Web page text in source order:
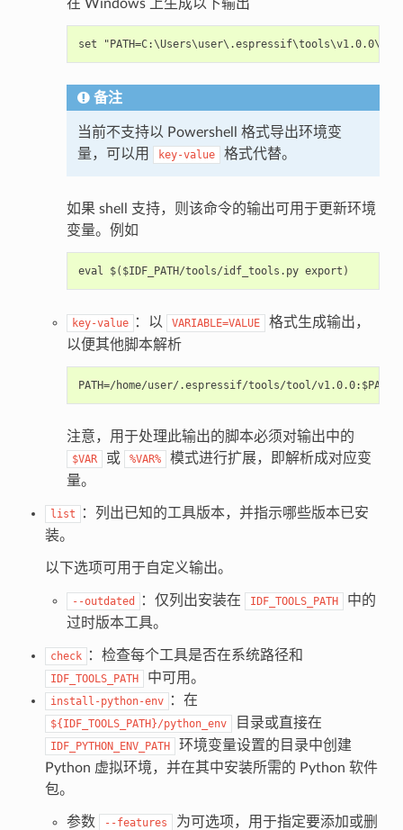
在 Windows 上生成以下输出
备注
当前不支持以 Powershell 格式导出环境变
量，可以用
key-value 格式代替。
如果 shell 支持，则该命令的输出可用于更新环境
变量。例如
key-value ：以 VARIABLE=VALUE
格式生成输出，
以便其他脚本解析
注意，用于处理此输出的脚本必须对输出中的
$VAR 或 %VAR%
模式进行扩展，即解析成对应变
量。
list
：列出已知的工具版本，并指示哪些版本已安
装。
以下选项可用于自定义输出。
--outdated ：仅列出安装在 IDF_TOOLS_PATH
中的
过时版本工具。
check ：检查每个工具是否在系统路径和
IDF_TOOLS_PATH 中可用。
install-python-env ：在
${IDF_TOOLS_PATH}/python_env 目录或直接在
IDF_PYTHON_ENV_PATH
环境变量设置的目录中创建
Python 虚拟环境，并在其中安装所需的 Python 软件
包。
参数 --features
为可选项，用于指定要添加或删